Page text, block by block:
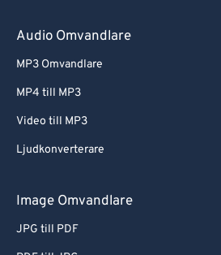
Audio Omvandlare
MP3 Omvandlare
MP4 till MP3
Video till MP3
Ljudkonverterare
Image Omvandlare
JPG till PDF